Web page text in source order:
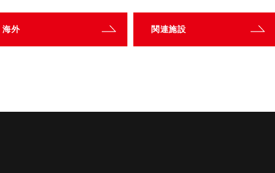
海外 関連施設